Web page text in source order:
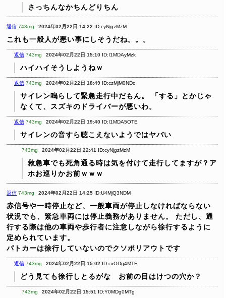
さっちんなかちんどりちん
返信 743mg 2024年02月22日 14:22 ID:cyNjgzMzM
これも一般人が悪い事にしそうだね。。。
返信 743mg 2024年02月22日 15:10 ID:I1MDAyMzk
ハイハイそうしようねｗ
返信 743mg 2024年02月22日 18:49 ID:czMjM0NDc
サイレン鳴らして緊急走行中だもん。
「する」とかじゃ
なくて、スズキのドライバーが悪いわ。
返信 743mg 2024年02月22日 19:40 ID:I1MDA5OTE
サイレンの音すら聴こえないようではヤバい
743mg 2024年02月22日 22:41 ID:cyNjgzMzM
救急車でも死角通る時は気を付けて走行してますが？ア
ホお巡りかお前ｗｗｗ
返信 743mg 2024年02月22日 14:25 ID:U4MjQ3NDM
赤信号や一時停止など、一般車両が停止しなければならない
状況でも、緊急車両には停止義務がありません。 ただし、通
行する際は他の車両や歩行者に注意しながら徐行するように
定められています。
パトカーは徐行していないのでクソポリアウトです
返信 743mg 2024年02月22日 15:02 ID:cxODg4MTE
どう見ても徐行しとるがな お前の目はけつの穴か？
743mg 2024年02月22日 15:51 ID:Y0MDg0MTg